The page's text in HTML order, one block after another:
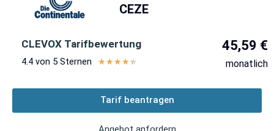
CEZE
CLEVOX Tarifbewertung
4.4 von 5 Sternen ★★★★★
4.4
von
45,59 €
monatlich
Tarif beantragen